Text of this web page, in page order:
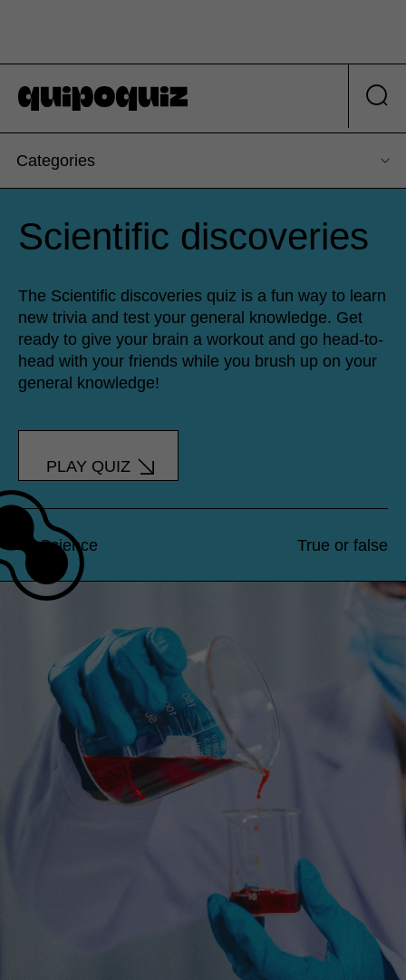
Categories
Scientific discoveries
The Scientific discoveries quiz is a fun way to learn
new trivia and test your general knowledge. Get
ready to give your brain a workout and go head-to-
head with your friends while you brush up on your
general knowledge!
PLAY QUIZ
Science True or false